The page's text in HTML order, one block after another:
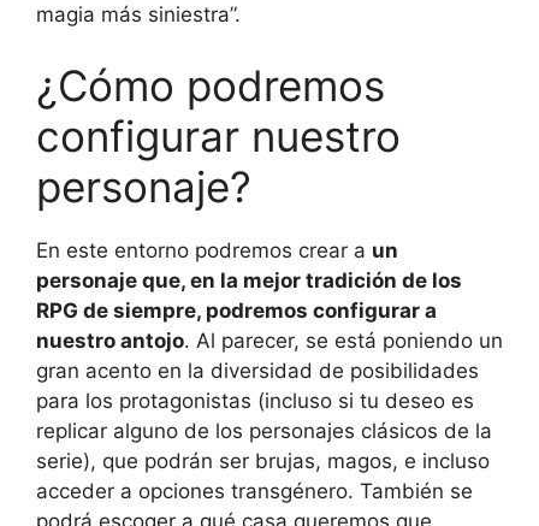
magia más siniestra”.
¿Cómo podremos
configurar nuestro
personaje?
En este entorno podremos crear a un
personaje que, en la mejor tradición de los
RPG de siempre, podremos configurar a
nuestro antojo. Al parecer, se está poniendo un
gran acento en la diversidad de posibilidades
para los protagonistas (incluso si tu deseo es
replicar alguno de los personajes clásicos de la
serie), que podrán ser brujas, magos, e incluso
acceder a opciones transgénero. También se